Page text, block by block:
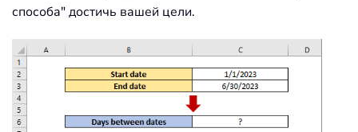
способа" достичь вашей цели.